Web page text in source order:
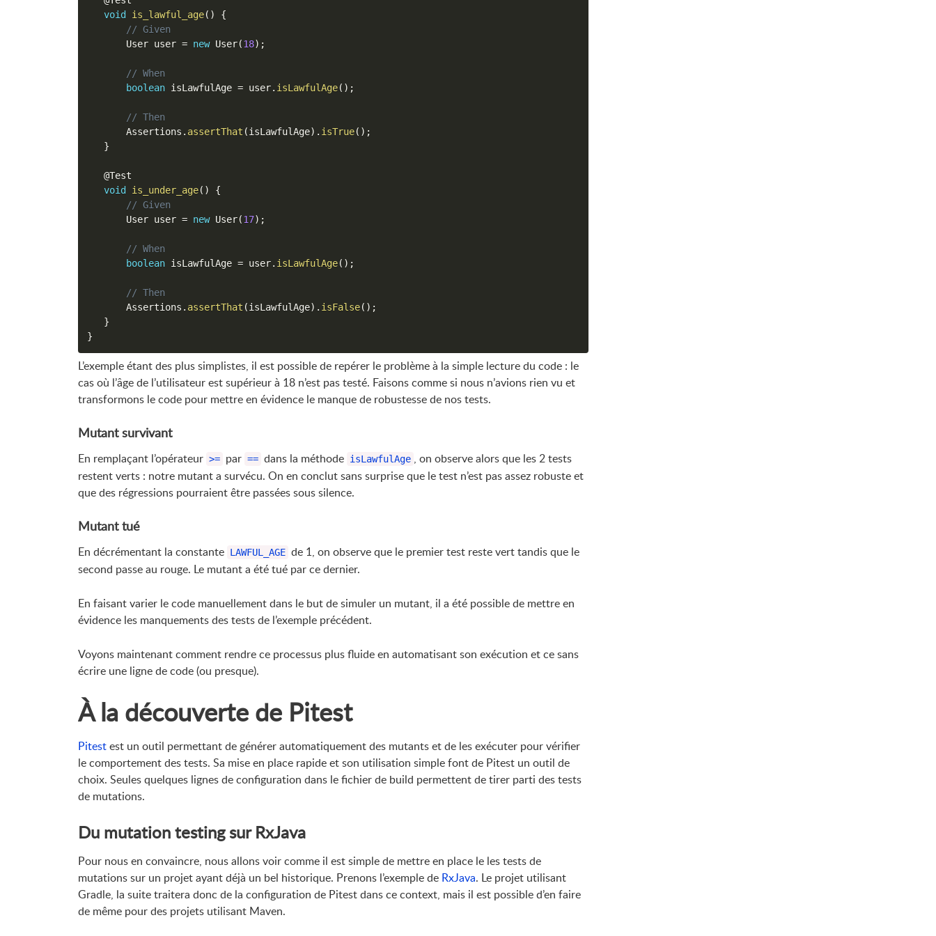
void is_lawful_age( )
{
// Given
       User user
= new User(18) ;
// When
boolean isLawfulAge = user. isLawfulAge( ) ;
// Then
       Assertions
. assertThat (isLawfulAge) . isTrue( ) ;
}
@Test
void is_under_age( )
{
// Given
       User user
= new User(17) ;
// When
boolean isLawfulAge = user. isLawfulAge( ) ;
// Then
       Assertions
. assertThat (isLawfulAge) . isFalse( ) ;
}
}
L’exemple étant des plus simplistes, il est possible de repérer le problème à la simple lecture du code : le
cas où l’âge de l’utilisateur est supérieur à 18 n’est pas testé. Faisons comme si nous n’avions rien vu et
transformons le code pour mettre en évidence le manque de robustesse de nos tests.
Mutant survivant
En remplaçant l’opérateur >= par == dans la méthode isLawfulAge , on observe alors que les 2 tests
restent verts : notre mutant a survécu. On en conclut sans surprise que le test n’est pas assez robuste et
que des régressions pourraient être passées sous silence.
Mutant tué
En décrémentant la constante LAWFUL_AGE de 1, on observe que le premier test reste vert tandis que le
second passe au rouge. Le mutant a été tué par ce dernier.
En faisant varier le code manuellement dans le but de simuler un mutant, il a été possible de mettre en
évidence les manquements des tests de l’exemple précédent.
Voyons maintenant comment rendre ce processus plus fluide en automatisant son exécution et ce sans
écrire une ligne de code (ou presque).
À la découverte de Pitest
Pitestest un outil permettant de générer automatiquement des mutants et de les exécuter pour vérifier
le comportement des tests. Sa mise en place rapide et son utilisation simple font de Pitest un outil de
choix. Seules quelques lignes de configuration dans le fichier de build permettent de tirer parti des tests
de mutations.
Du mutation testing sur RxJava
Pour nous en convaincre, nous allons voir comme il est simple de mettre en place le les tests de
mutations sur un projet ayant déjà un bel historique. Prenons l’exemple de RxJava. Le projet utilisant
Gradle, la suite traitera donc de la configuration de Pitest dans ce context, mais il est possible d’en faire
de même pour des projets utilisant Maven.